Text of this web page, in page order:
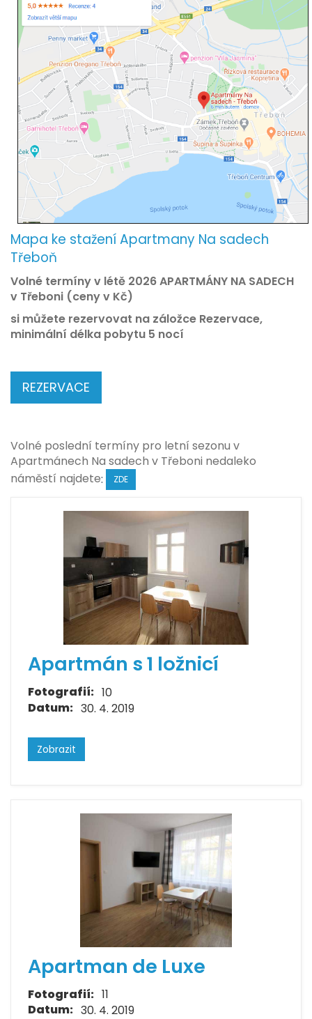
Mapa ke stažení Apartmany Na sadech
Třeboň
Volné termíny v létě 2026 APARTMÁNY NA SADECH
v Třeboni (ceny v Kč)
si můžete rezervovat na záložce Rezervace,
minimální délka pobytu 5 nocí
REZERVACE
Volné poslední termíny pro letní sezonu v
Apartmánech Na sadech v Třeboni nedaleko
náměstí najdete: ZDE
Apartmán s 1 ložnicí
Fotografií: 10
Datum: 30. 4. 2019
Zobrazit
Apartman de Luxe
Fotografií: 11
Datum: 30. 4. 2019